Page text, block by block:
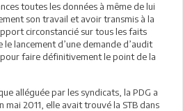
toutes les données à même de lui
son travail et avoir transmis à la
circonstancié sur tous les faits
lancement d’une demande d’audit
faire définitivement le point de la
alléguée par les syndicats, la PDG a
mai 2011, elle avait trouvé la STB dans